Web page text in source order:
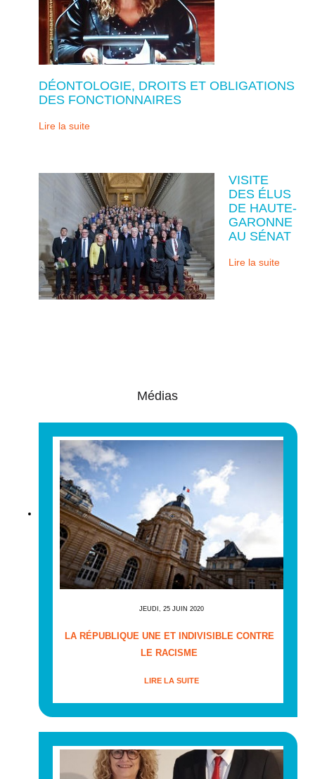
DÉONTOLOGIE, DROITS ET OBLIGATIONS
DES FONCTIONNAIRES
Lire la suite
VISITE
DES ÉLUS
DE HAUTE-
GARONNE
AU SÉNAT
Lire la suite
Médias
JEUDI, 25 JUIN 2020
LA RÉPUBLIQUE UNE ET INDIVISIBLE CONTRE
LE RACISME
LIRE LA SUITE